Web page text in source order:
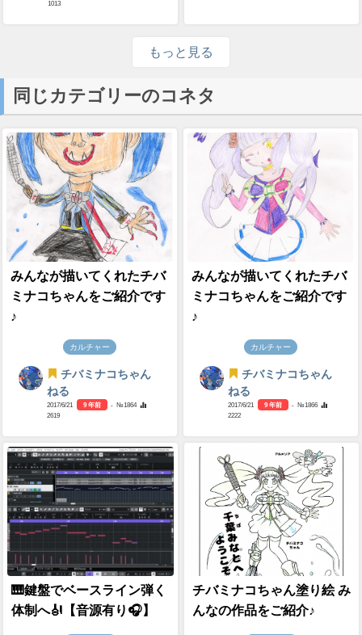
1013
もっと見る
同じカテゴリーのコネタ
みんなが描いてくれたチバ
ミナコちゃんをご紹介です
♪
カルチャー
チバミナコちゃん
ねる
2017/6/21 9 年前
- №1864
2619
みんなが描いてくれたチバ
ミナコちゃんをご紹介です
♪
カルチャー
チバミナコちゃん
ねる
2017/6/21 9 年前
- №1866
2222
🎹鍵盤でベースライン弾く
体制へ🎻【音源有り🎧】
チバミナコちゃん塗り絵 み
んなの作品をご紹介♪